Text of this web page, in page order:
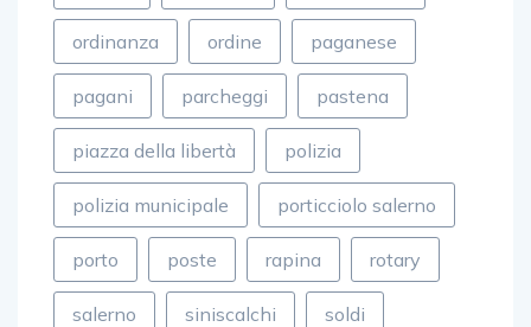
ordinanza ordine paganese
pagani parcheggi pastena
piazza della libertà polizia
polizia municipale porticciolo salerno
porto poste rapina rotary
salerno siniscalchi soldi